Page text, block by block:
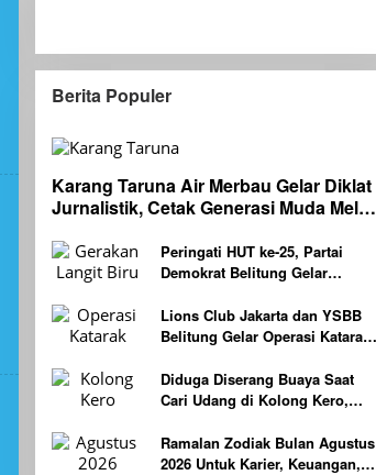
Berita Populer
Karang Taruna Air Merbau Gelar Diklat
Jurnalistik, Cetak Generasi Muda Melek
Peringati HUT ke-25, Partai
Demokrat Belitung Gelar
ASRI
Lions Club Jakarta dan YSBB
Belitung Gelar Operasi Katarak
Targetkan 100 Peserta
Diduga Diserang Buaya Saat
Cari Udang di Kolong Kero,
Dilaporkan Hilang
Ramalan Zodiak Bulan Agustus
2026 Untuk Karier, Keuangan,